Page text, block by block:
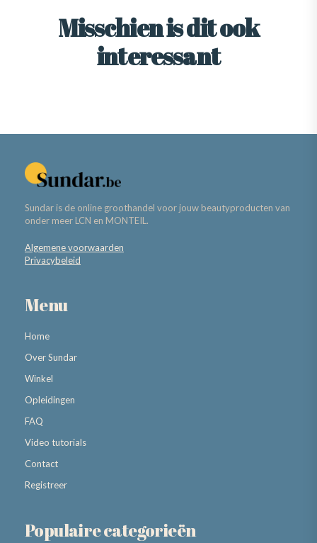
Misschien is dit ook
interessant
Sundar is de online groothandel voor jouw beautyproducten van
onder meer LCN en MONTEIL.
Algemene voorwaarden
Privacybeleid
Menu
Home
Over Sundar
Winkel
Opleidingen
FAQ
Video tutorials
Contact
Registreer
Populaire categorieën